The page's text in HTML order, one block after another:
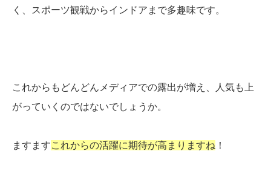
く、スポーツ観戦からインドアまで多趣味です。
これからもどんどんメディアでの露出が増え、人気も上
がっていくのではないでしょうか。
ますますこれからの活躍に期待が高まりますね ！